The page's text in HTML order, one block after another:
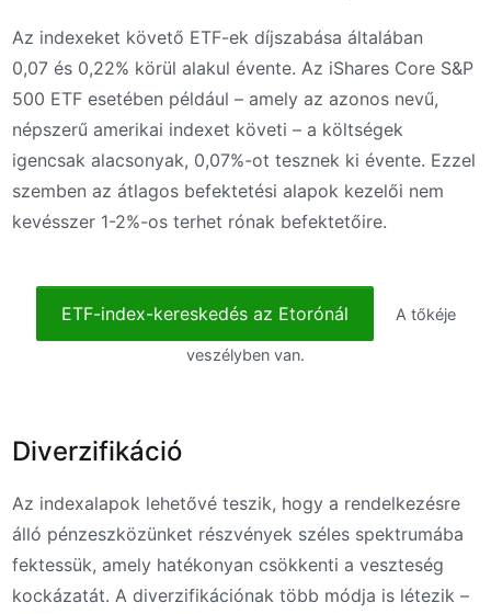
Az indexeket követő ETF-ek díjszabása általában
0,07 és 0,22% körül alakul évente. Az iShares Core S&P
500 ETF esetében például – amely az azonos nevű,
népszerű amerikai indexet követi – a költségek
igencsak alacsonyak, 0,07%-ot tesznek ki évente. Ezzel
szemben az átlagos befektetési alapok kezelői nem
kevésszer 1-2%-os terhet rónak befektetőire.
ETF-index-kereskedés az Etorónál A tőkéje
veszélyben van.
Diverzifikáció
Az indexalapok lehetővé teszik, hogy a rendelkezésre
álló pénzeszközünket részvények széles spektrumába
fektessük, amely hatékonyan csökkenti a veszteség
kockázatát. A diverzifikációnak több módja is létezik –